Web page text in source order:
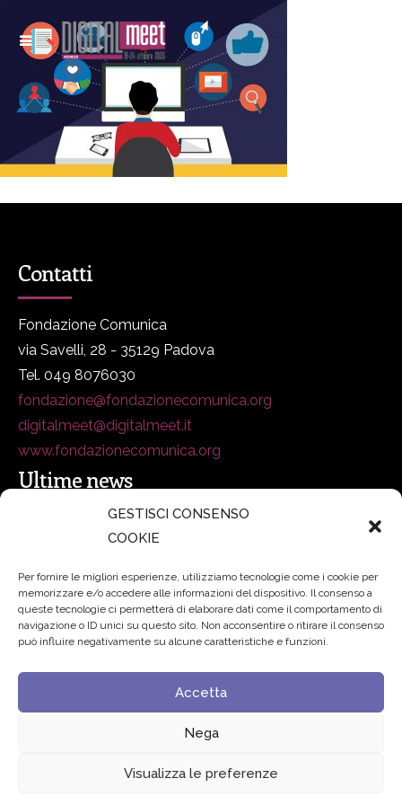
GESTISCI CONSENSO
COOKIE
Per fornire le migliori esperienze, utilizziamo tecnologie come i cookie per
memorizzare e/o accedere alle informazioni del dispositivo. Il consenso a
queste tecnologie ci permetterà di elaborare dati come il comportamento di
navigazione o ID unici su questo sito. Non acconsentire o ritirare il consenso
può influire negativamente su alcune caratteristiche e funzioni.
Accetta
Nega
Visualizza le preferenze
Contatti
Fondazione Comunica
via Savelli, 28 - 35129 Padova
Tel. 049 8076030
fondazione@fondazionecomunica.org
digitalmeet@digitalmeet.it
www.fondazionecomunica.org
Ultime news
secsolutionforum 2026: è Bologna la nuova capitale
Padre Benanti: «Intelligenza artificiale? Contro i nuovi
algoritmi del potere serve una governance condivisa»
Edvance – Digital Education Hub Higher Education